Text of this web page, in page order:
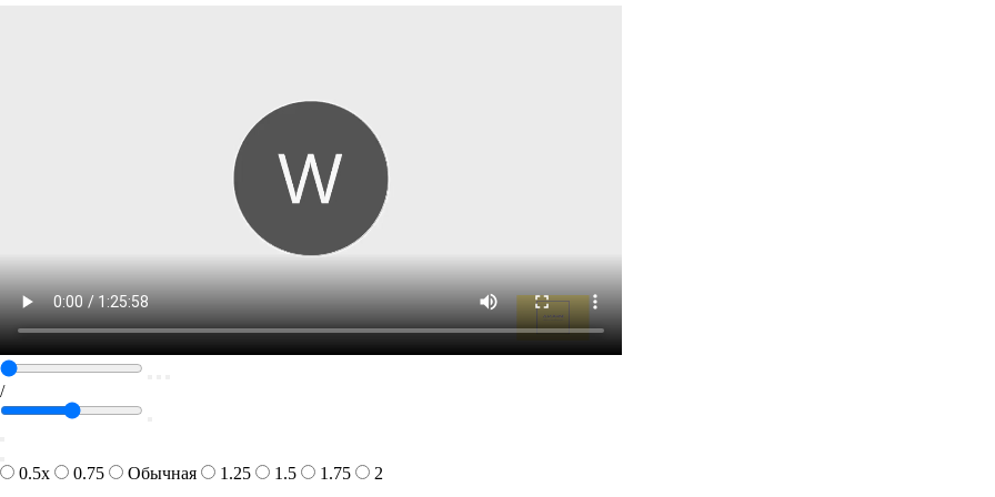
/
0.5x 0.75 Обычная 1.25 1.5 1.75 2